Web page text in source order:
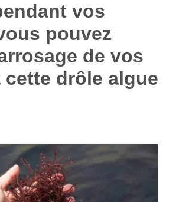
vos
pouvez
de vos
cette drôle algue